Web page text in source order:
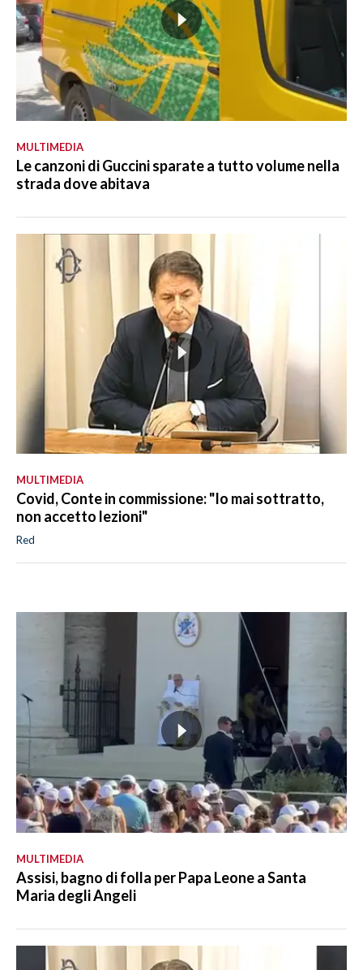
MULTIMEDIA
Le canzoni di Guccini sparate a tutto volume nella
strada dove abitava
MULTIMEDIA
Covid, Conte in commissione: "Io mai sottratto,
non accetto lezioni"
Red
MULTIMEDIA
Assisi, bagno di folla per Papa Leone a Santa
Maria degli Angeli